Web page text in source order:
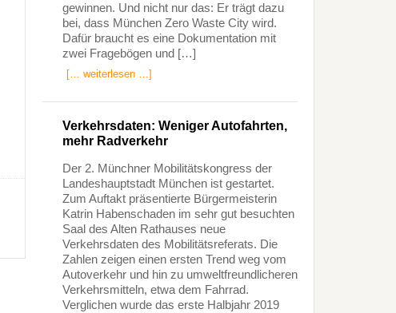
gewinnen. Und nicht nur das: Er trägt dazu
bei, dass München Zero Waste City wird.
Dafür braucht es eine Dokumentation mit
zwei Fragebögen und […]
[… weiterlesen …]
Verkehrsdaten: Weniger Autofahrten,
mehr Radverkehr
Der 2. Münchner Mobilitätskongress der
Landeshauptstadt München ist gestartet.
Zum Auftakt präsentierte Bürgermeisterin
Katrin Habenschaden im sehr gut besuchten
Saal des Alten Rathauses neue
Verkehrsdaten des Mobilitätsreferats. Die
Zahlen zeigen einen ersten Trend weg vom
Autoverkehr und hin zu umweltfreundlicheren
Verkehrsmitteln, etwa dem Fahrrad.
Verglichen wurde das erste Halbjahr 2019